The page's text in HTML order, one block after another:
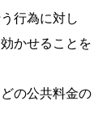
行為に対し
かせることを
の公共料金の